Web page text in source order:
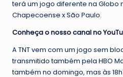
terá um jogo diferente na Globo
Chapecoense x São Paulo.
Conheça o nosso canal no
A TNT vem com um jogo sem
transmitido também pela HBO
também no domingo, mas às